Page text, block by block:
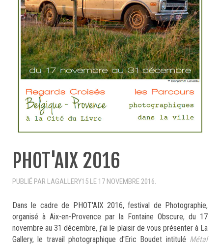
PHOT'AIX 2016
PUBLIÉ PAR LAGALLERY15 LE 17 NOVEMBRE 2016.
Dans le cadre de PHOT'AIX 2016, festival de Photographie,
organisé à Aix-en-Provence par la Fontaine Obscure, du 17
novembre au 31 décembre, j'ai le plaisir de vous présenter à La
Gallery, le travail photographique d'Eric Boudet intitulé Métal